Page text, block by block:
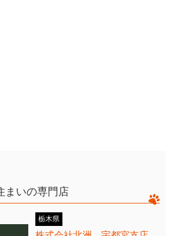
まいの専門店
栃木県